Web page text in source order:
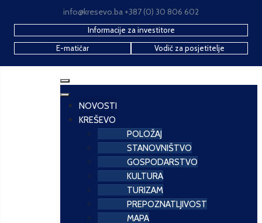
info@kresevo.ba +387 (0) 30 806 602
Informacije za investitore
E-matičar
Vodič za posjetitelje
NOVOSTI
KREŠEVO
POLOŽAJ
STANOVNIŠTVO
GOSPODARSTVO
KULTURA
TURIZAM
PREPOZNATLJIVOST
MAPA